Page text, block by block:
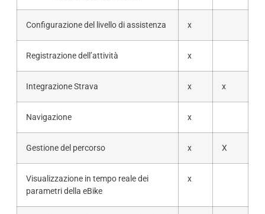
Configurazione del livello di assistenza x
Registrazione dell’attività x
Integrazione Strava x x
Navigazione x
Gestione del percorso x X
Visualizzazione in tempo reale dei
parametri della eBike
x